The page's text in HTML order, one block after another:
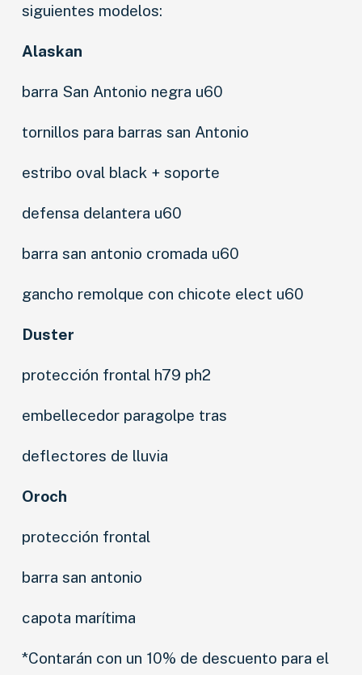
siguientes modelos:
Alaskan
barra San Antonio negra u60
tornillos para barras san Antonio
estribo oval black + soporte
defensa delantera u60
barra san antonio cromada u60
gancho remolque con chicote elect u60
Duster
protección frontal h79 ph2
embellecedor paragolpe tras
deflectores de lluvia
Oroch
protección frontal
barra san antonio
capota marítima
*Contarán con un 10% de descuento para el